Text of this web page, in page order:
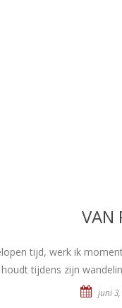
VAN
tijd, werk ik
tijdens zijn
juni 3,